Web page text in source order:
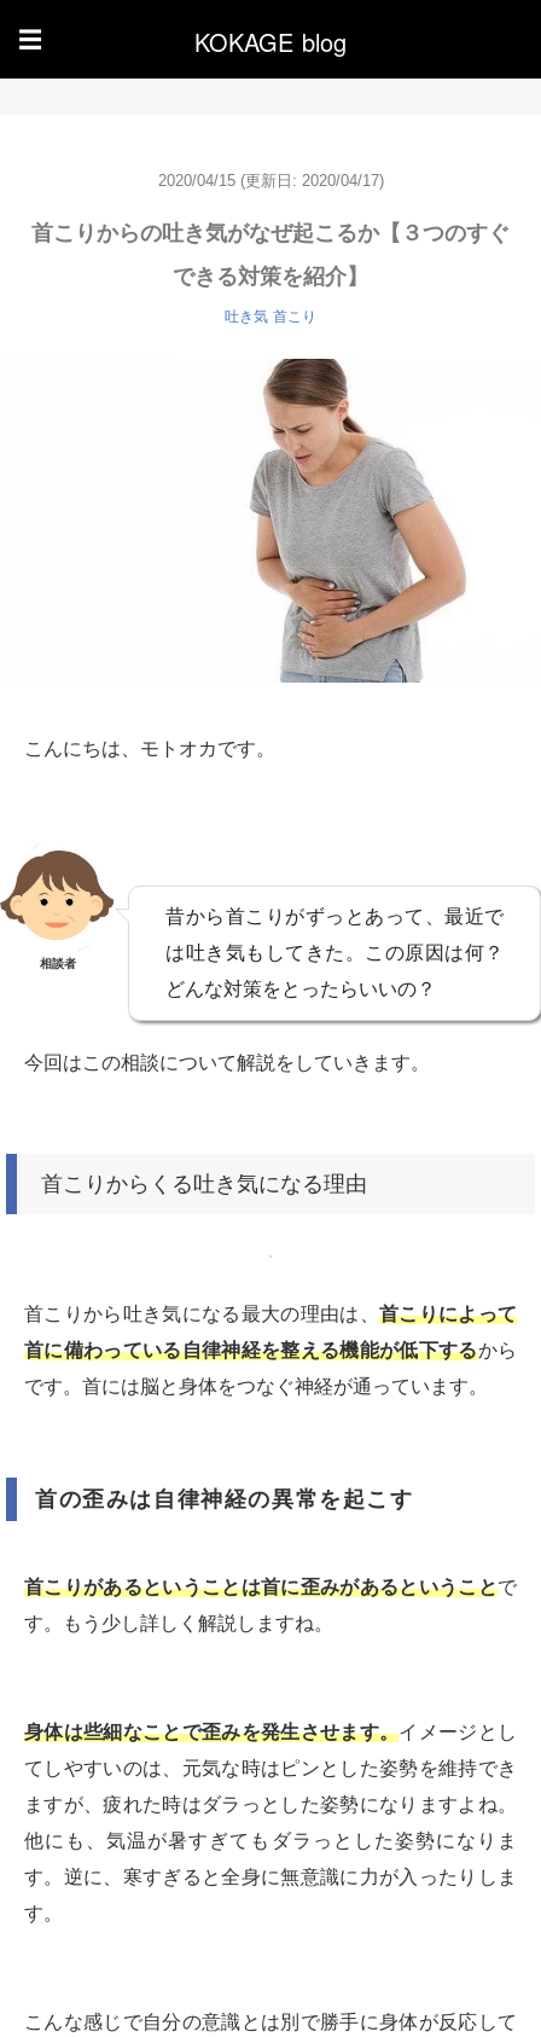
☰ KOKAGE blog
2020/04/15 (更新日: 2020/04/17)
首こりからの吐き気がなぜ起こるか【３つのすぐ
できる対策を紹介】
吐き気 首こり
こんにちは、モトオカです。
相談者
昔から首こりがずっとあって、最近で
は吐き気もしてきた。この原因は何？
どんな対策をとったらいいの？
今回はこの相談について解説をしていきます。
首こりからくる吐き気になる理由
首こりから吐き気になる最大の理由は、 首こりによって
首に備わっている自律神経を整える機能が低下するから
です。首には脳と身体をつなぐ神経が通っています。
首の歪みは自律神経の異常を起こす
首こりがあるということは首に歪みがあるということで
す。もう少し詳しく解説しますね。
身体は些細なことで歪みを発生させます。イメージとし
てしやすいのは、元気な時はピンとした姿勢を維持でき
ますが、疲れた時はダラっとした姿勢になりますよね。
他にも、気温が暑すぎてもダラっとした姿勢になりま
す。逆に、寒すぎると全身に無意識に力が入ったりしま
す。
こんな感じで自分の意識とは別で勝手に身体が反応して